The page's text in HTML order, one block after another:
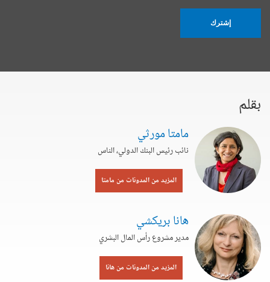
إشترك
بقلم
مامتا مورثي
نائب رئيس البنك الدولي، الناس
المزيد من المدونات من مامتا
هانا بريكشي
مدير مشروع رأس المال البشري
المزيد من المدونات من هانا